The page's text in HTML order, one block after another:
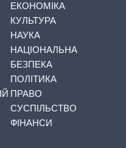
ЕКОНОМІКА
КУЛЬТУРА
НАУКА
НАЦІОНАЛЬНА
БЕЗПЕКА
ПОЛІТИКА
ПРАВО
СУСПІЛЬСТВО
ФІНАНСИ